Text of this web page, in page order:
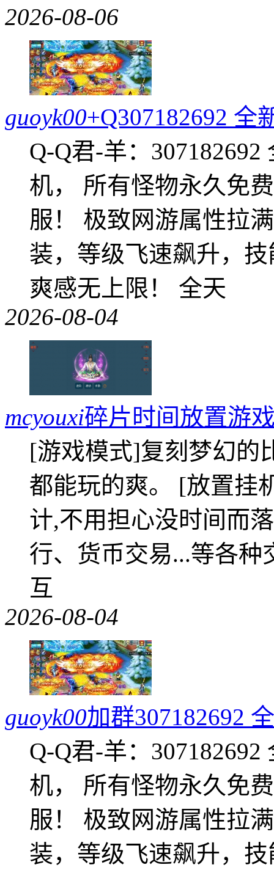
2026-08-06
guoyk00+Q307182692
Q-Q君-羊：
机， 所有怪物永久免
服！ 极致网游属性拉
装，等级飞速飙升，
爽感无上限！ 全天
2026-08-04
mcyouxi碎片时间放置游
[游戏模式]复刻梦幻的
都能玩的爽。 [放置挂
计,不用担心没时间而
行、货币交易...等各
互
2026-08-04
guoyk00加群307182692
Q-Q君-羊：
机， 所有怪物永久免
服！ 极致网游属性拉
装，等级飞速飙升，